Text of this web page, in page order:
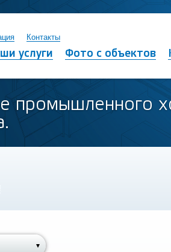
Контакты
услуги Фото с объектов
промышленного